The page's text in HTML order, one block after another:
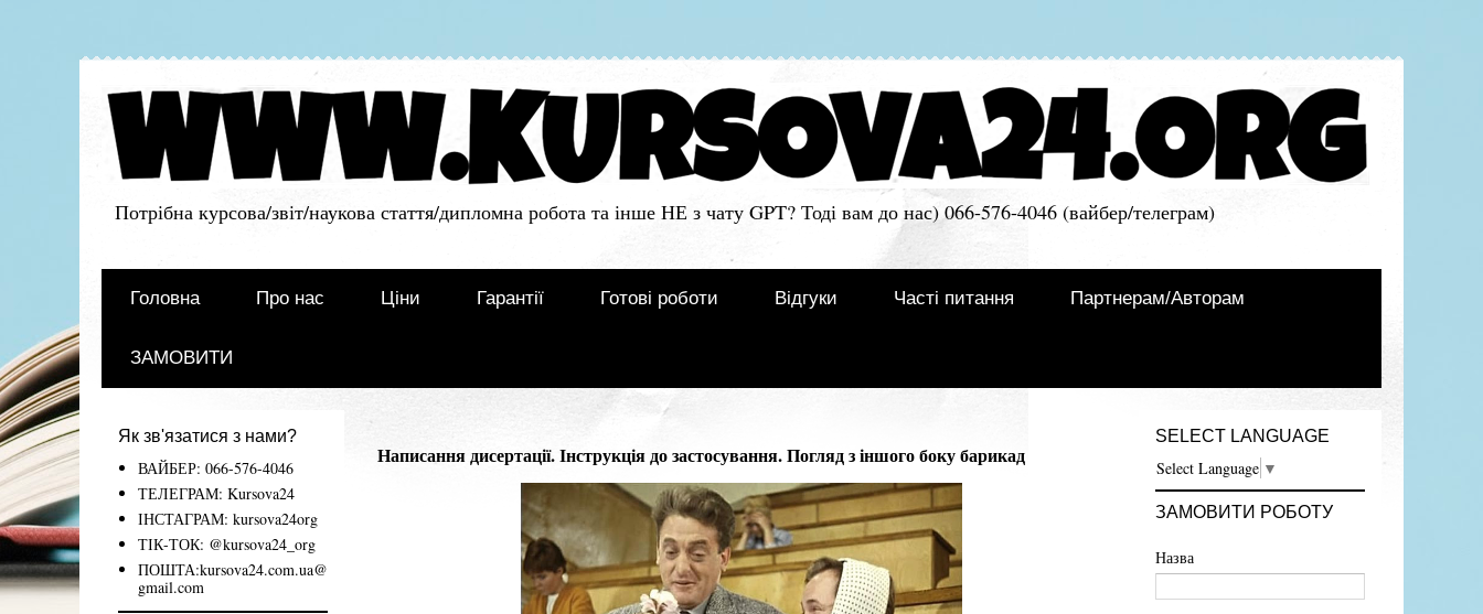
Потрібна курсова/звіт/наукова стаття/дипломна робота та інше НЕ з чату GPT? Тоді вам до нас) 066-576-4046 (вайбер/телеграм)
Головна Про нас Ціни Гарантії Готові роботи Відгуки Часті питання Партнерам/Авторам
ЗАМОВИТИ
Написання дисертації. Інструкція до застосування. Погляд з іншого боку барикад
Як зв'язатися з нами?
ВАЙБЕР: 066-576-4046
ТЕЛЕГРАМ: Kursova24
ІНСТАГРАМ: kursova24org
ТІК-ТОК: @kursova24_org
ПОШТА:kursova24.com.ua@
gmail.com
SELECT LANGUAGE
Select Language ▼
ЗАМОВИТИ РОБОТУ
Назва